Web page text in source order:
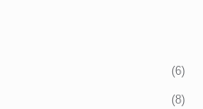
(6)
(8)TĐ